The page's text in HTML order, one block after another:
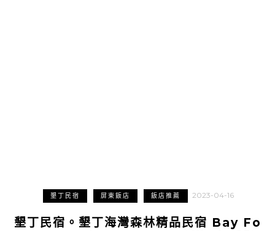
墾丁民宿 屏東飯店 飯店推薦 2023-04-16
墾丁民宿。墾丁海灣森林精品民宿 Bay Fo